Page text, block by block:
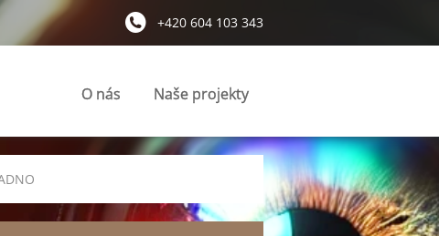
+420 604 103 343
O nás Naše projekty